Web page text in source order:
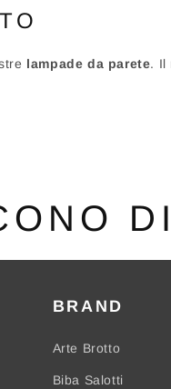
lampade da parete. Il
BRAND
Arte Brotto
Biba Salotti